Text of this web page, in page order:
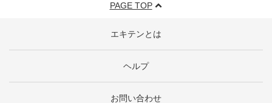
PAGE TOP
エキテンとは
ヘルプ
お問い合わせ